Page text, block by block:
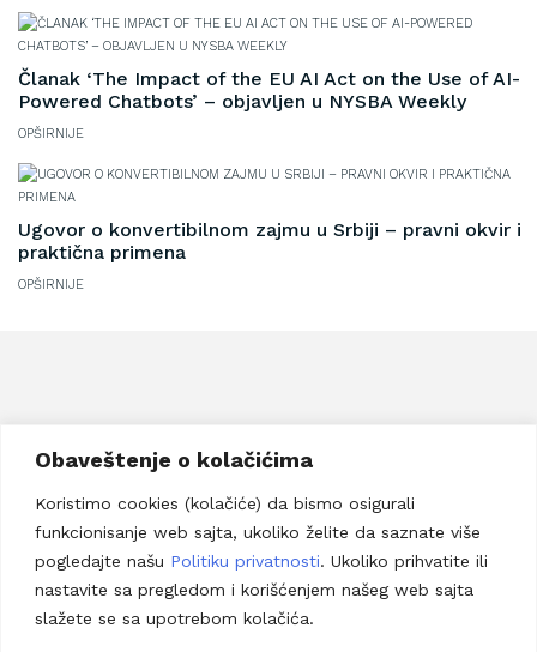
Obaveštenje o kolačićima
Koristimo cookies (kolačiće) da bismo osigurali
funkcionisanje web sajta, ukoliko želite da saznate više
pogledajte našu Politiku privatnosti. Ukoliko prihvatite ili
nastavite sa pregledom i korišćenjem našeg web sajta
slažete se sa upotrebom kolačića.
Članak ‘The Impact of the EU AI Act on the Use of AI-
Powered Chatbots’ – objavljen u NYSBA Weekly
OPŠIRNIJE
Ugovor o konvertibilnom zajmu u Srbiji – pravni okvir i
praktična primena
OPŠIRNIJE
Savska 17b, Beograd
Email adresa:lucija@vraneseviclaw.com
Prijavi se za newsletter